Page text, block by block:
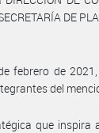
DE
febrero de
del
que inspira